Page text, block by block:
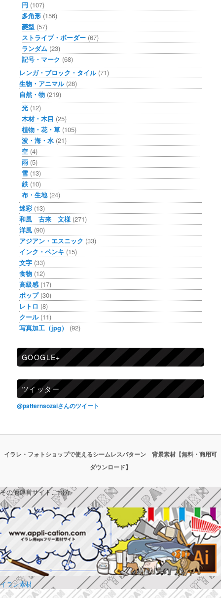
円 (107)
多角形 (156)
菱型 (57)
ストライプ・ボーダー (67)
ランダム (23)
記号・マーク (68)
レンガ・ブロック・タイル(71)
生物・アニマル(28)
自然・物 (219)
光 (12)
木材・木目 (25)
植物・花・草 (105)
波・海・水 (21)
空 (4)
雨 (5)
雪 (13)
鉄 (10)
布・生地(24)
迷彩 (13)
和風 古来 文様 (271)
洋風 (90)
アジアン・エスニック (33)
インク・ペンキ (15)
文字 (33)
食物 (12)
高級感 (17)
ポップ(30)
レトロ (8)
クール(11)
写真加工（jpg）
(92)
GOOGLE+
ツイッター
@patternsozaiさんのツイート
イラレ・フォトショップで使えるシームレスパターン 背景素材【無料・商用可
ダウンロード】
その他運営サイトご紹介
イラレ素材